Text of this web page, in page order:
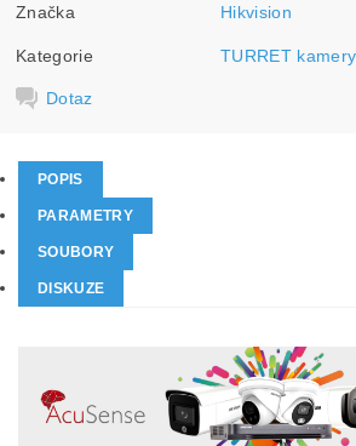
Značka Hikvision
Kategorie TURRET kamery
Dotaz
POPIS
PARAMETRY
SOUBORY
DISKUZE